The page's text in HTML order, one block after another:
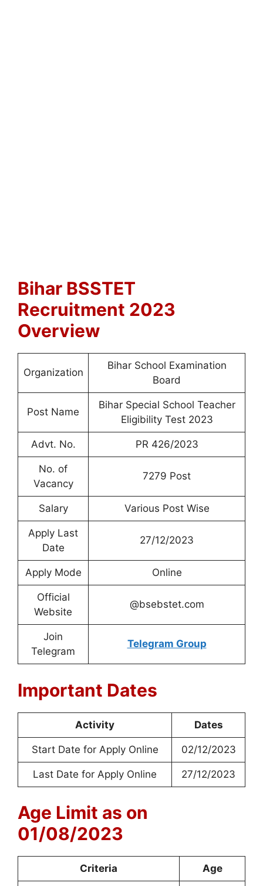
Bihar BSSTET
Recruitment 2023
Overview
Organization
Bihar School Examination
Board
Post Name
Bihar Special School Teacher
Eligibility Test 2023
Advt. No. PR 426/2023
No. of
Vacancy
7279 Post
Salary Various Post Wise
Apply Last
Date
27/12/2023
Apply Mode Online
Official
Website
@bsebstet.com
Join
Telegram
Telegram Group
Important Dates
Activity Dates
Start Date for Apply Online 02/12/2023
Last Date for Apply Online 27/12/2023
Age Limit as on
01/08/2023
Criteria Age